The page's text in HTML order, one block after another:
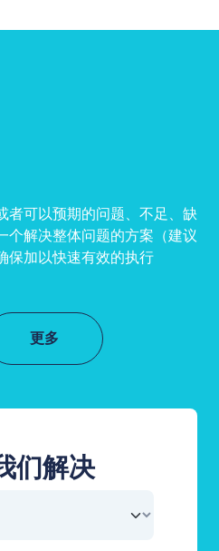
者可以预期的问题、不足、缺
个解决整体问题的方案（建议
保加以快速有效的执行
更多
们解决